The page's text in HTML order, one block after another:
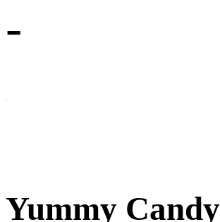
-
Yummy Candy